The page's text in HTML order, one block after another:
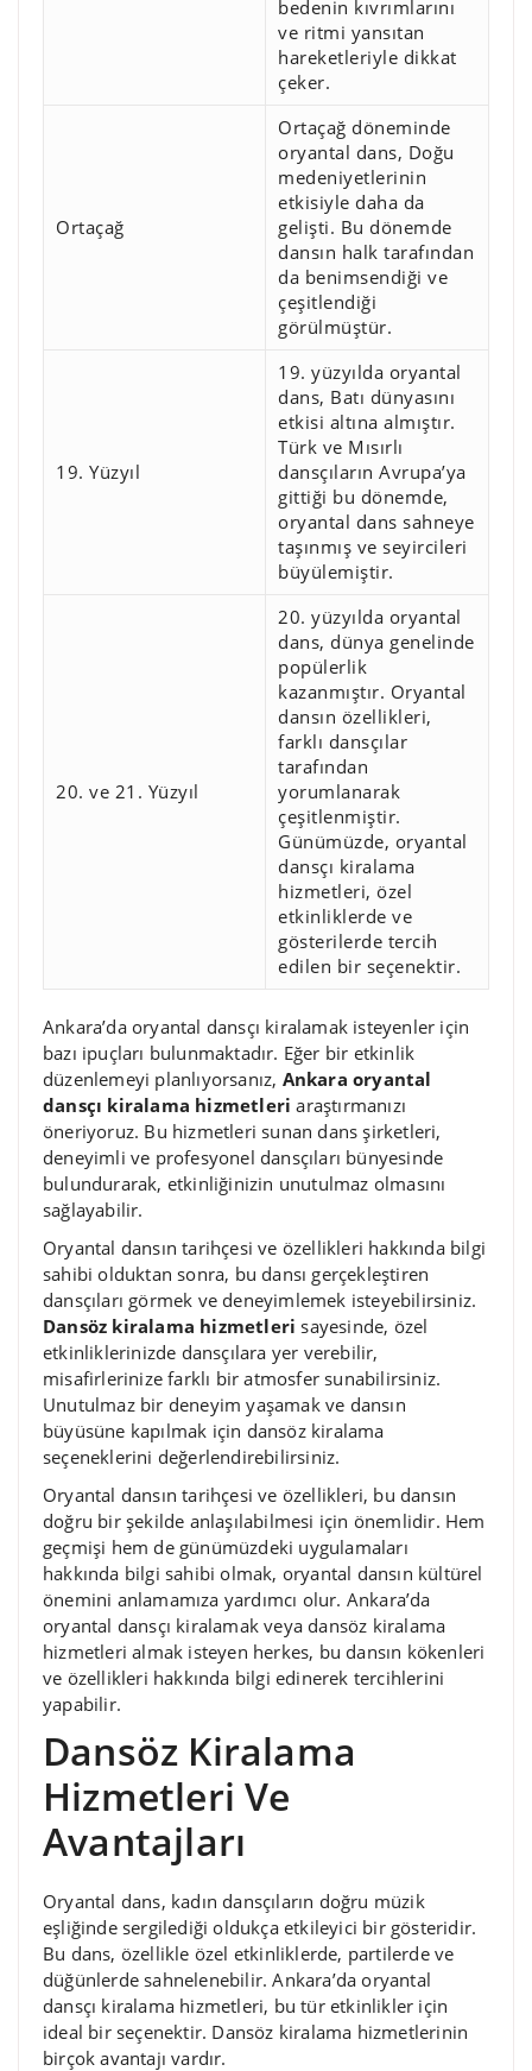
bedenin kıvrımlarını
ve ritmi yansıtan
hareketleriyle dikkat
çeker.
Ortaçağ
Ortaçağ döneminde
oryantal dans, Doğu
medeniyetlerinin
etkisiyle daha da
gelişti. Bu dönemde
dansın halk tarafından
da benimsendiği ve
çeşitlendiği
görülmüştür.
19. Yüzyıl
19. yüzyılda oryantal
dans, Batı dünyasını
etkisi altına almıştır.
Türk ve Mısırlı
dansçıların Avrupa’ya
gittiği bu dönemde,
oryantal dans sahneye
taşınmış ve seyircileri
büyülemiştir.
20. ve 21. Yüzyıl
20. yüzyılda oryantal
dans, dünya genelinde
popülerlik
kazanmıştır. Oryantal
dansın özellikleri,
farklı dansçılar
tarafından
yorumlanarak
çeşitlenmiştir.
Günümüzde, oryantal
dansçı kiralama
hizmetleri, özel
etkinliklerde ve
gösterilerde tercih
edilen bir seçenektir.
Ankara’da oryantal dansçı kiralamak isteyenler için
bazı ipuçları bulunmaktadır. Eğer bir etkinlik
düzenlemeyi planlıyorsanız, Ankara oryantal
dansçı kiralama hizmetleri araştırmanızı
öneriyoruz. Bu hizmetleri sunan dans şirketleri,
deneyimli ve profesyonel dansçıları bünyesinde
bulundurarak, etkinliğinizin unutulmaz olmasını
sağlayabilir.
Oryantal dansın tarihçesi ve özellikleri hakkında bilgi
sahibi olduktan sonra, bu dansı gerçekleştiren
dansçıları görmek ve deneyimlemek isteyebilirsiniz.
Dansöz kiralama hizmetleri sayesinde, özel
etkinliklerinizde dansçılara yer verebilir,
misafirlerinize farklı bir atmosfer sunabilirsiniz.
Unutulmaz bir deneyim yaşamak ve dansın
büyüsüne kapılmak için dansöz kiralama
seçeneklerini değerlendirebilirsiniz.
Oryantal dansın tarihçesi ve özellikleri, bu dansın
doğru bir şekilde anlaşılabilmesi için önemlidir. Hem
geçmişi hem de günümüzdeki uygulamaları
hakkında bilgi sahibi olmak, oryantal dansın kültürel
önemini anlamamıza yardımcı olur. Ankara’da
oryantal dansçı kiralamak veya dansöz kiralama
hizmetleri almak isteyen herkes, bu dansın kökenleri
ve özellikleri hakkında bilgi edinerek tercihlerini
yapabilir.
Dansöz Kiralama
Hizmetleri Ve
Avantajları
Oryantal dans, kadın dansçıların doğru müzik
eşliğinde sergilediği oldukça etkileyici bir gösteridir.
Bu dans, özellikle özel etkinliklerde, partilerde ve
düğünlerde sahnelenebilir. Ankara’da oryantal
dansçı kiralama hizmetleri, bu tür etkinlikler için
ideal bir seçenektir. Dansöz kiralama hizmetlerinin
birçok avantajı vardır.